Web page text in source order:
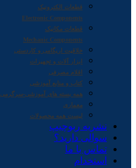
قطعات الکترونیک
Electronic Components
قطعات مکانیک
Mechanic Components
خلاقیت اریگامی و کاردستی
ابزار آلات و تجهیزات
اقلام مصرفی
کتاب و منابع آموزشی
همه بسته های آموزشی-سرگرمی
معماری
لیست همه محصولات
نشریه ربوچیپ
سوالی دارید؟
تماس با ما
استخدام